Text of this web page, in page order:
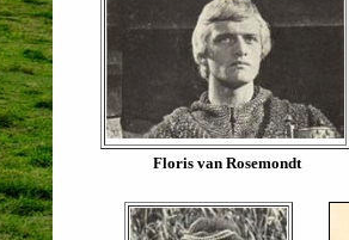
Floris van Rosemondt